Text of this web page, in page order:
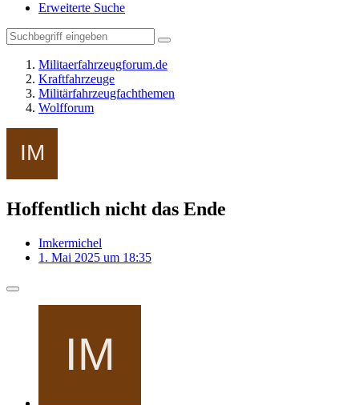
Erweiterte Suche
Militaerfahrzeugforum.de
Kraftfahrzeuge
Militärfahrzeugfachthemen
Wolfforum
Hoffentlich nicht das Ende
Imkermichel
1. Mai 2025 um 18:35